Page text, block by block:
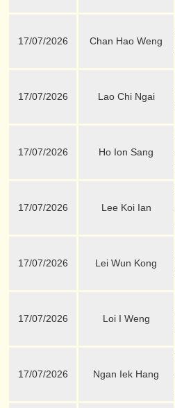
17/07/2026 Chan Hao Weng
17/07/2026 Lao Chi Ngai
17/07/2026 Ho Ion Sang
17/07/2026 Lee Koi Ian
17/07/2026 Lei Wun Kong
17/07/2026 Loi I Weng
17/07/2026 Ngan Iek Hang